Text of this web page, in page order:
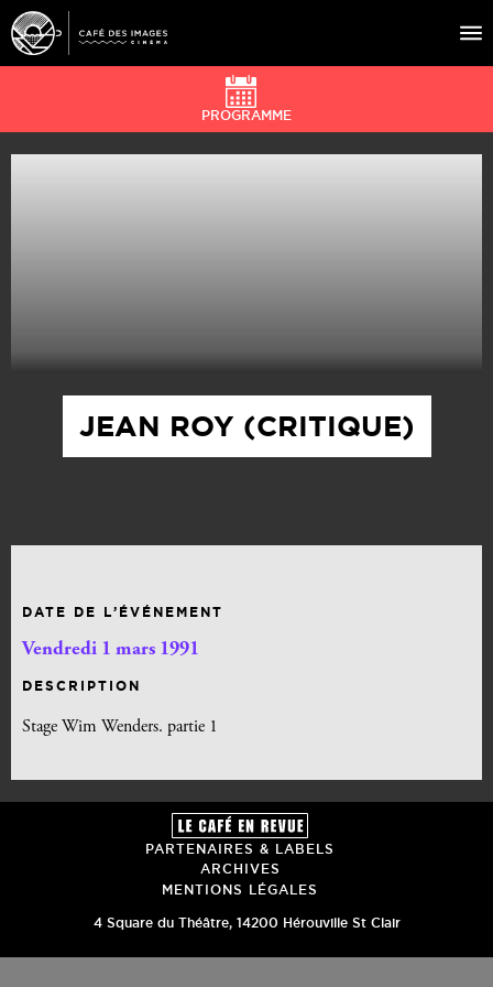
À L’AFFICHE
PROGRAMME
JEAN ROY (CRITIQUE)
DATE DE L’ÉVÉNEMENT
Vendredi 1 mars 1991
DESCRIPTION
Stage Wim Wenders. partie 1
PARTENAIRES & LABELS
ARCHIVES
MENTIONS LÉGALES
4 Square du Théâtre, 14200 Hérouville St Clair